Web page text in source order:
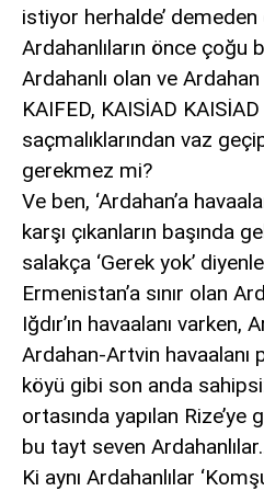
istiyor herhalde’
Ardahanlıların önce çoğu
Ardahanlı olan ve Ardahan
KAIFED, KAISİAD
saçmalıklarından vaz
gerekmez mi?
Ve ben, ‘Ardahan’a
karşı çıkanların başında
salakça ‘Gerek yok’
Ermenistan’a sınır olan
Iğdır’ın havaalanı varken,
Ardahan-Artvin havaalanı
köyü gibi son anda
ortasında yapılan
bu tayt seven
Ki aynı Ardahanlılar